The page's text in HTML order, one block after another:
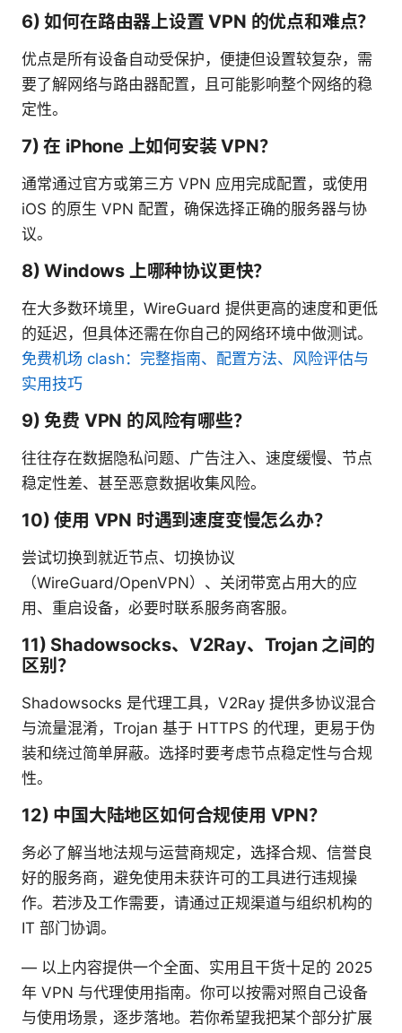
6) 如何在路由器上设置 VPN 的优点和难点？
优点是所有设备自动受保护，便捷但设置较复杂，需
要了解网络与路由器配置，且可能影响整个网络的稳
定性。
7) 在 iPhone 上如何安装 VPN？
通常通过官方或第三方 VPN 应用完成配置，或使用
iOS 的原生 VPN 配置，确保选择正确的服务器与协
议。
8) Windows 上哪种协议更快？
在大多数环境里，WireGuard 提供更高的速度和更低
的延迟，但具体还需在你自己的网络环境中做测试。
免费机场 clash：完整指南、配置方法、风险评估与
实用技巧
9) 免费 VPN 的风险有哪些？
往往存在数据隐私问题、广告注入、速度缓慢、节点
稳定性差、甚至恶意数据收集风险。
10) 使用 VPN 时遇到速度变慢怎么办？
尝试切换到就近节点、切换协议
（WireGuard/OpenVPN）、关闭带宽占用大的应
用、重启设备，必要时联系服务商客服。
11) Shadowsocks、V2Ray、Trojan 之间的
区别？
Shadowsocks 是代理工具，V2Ray 提供多协议混合
与流量混淆，Trojan 基于 HTTPS 的代理，更易于伪
装和绕过简单屏蔽。选择时要考虑节点稳定性与合规
性。
12) 中国大陆地区如何合规使用 VPN？
务必了解当地法规与运营商规定，选择合规、信誉良
好的服务商，避免使用未获许可的工具进行违规操
作。若涉及工作需要，请通过正规渠道与组织机构的
IT 部门协调。
— 以上内容提供一个全面、实用且干货十足的 2025
年 VPN 与代理使用指南。你可以按需对照自己设备
与使用场景，逐步落地。若你希望我把某个部分扩展